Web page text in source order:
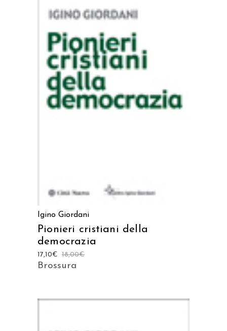
AGGIUNGI AL CARRELLO
Igino Giordani
Pionieri cristiani della
democrazia
18,00€
17,10€
Brossura